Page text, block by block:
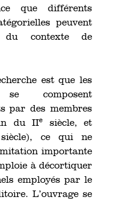
que différents
peuvent
contexte de
est que les
se composent
par des membres
du IIe
siècle, et
ce qui ne
importante
à décortiquer
employés par le
L’ouvrage se